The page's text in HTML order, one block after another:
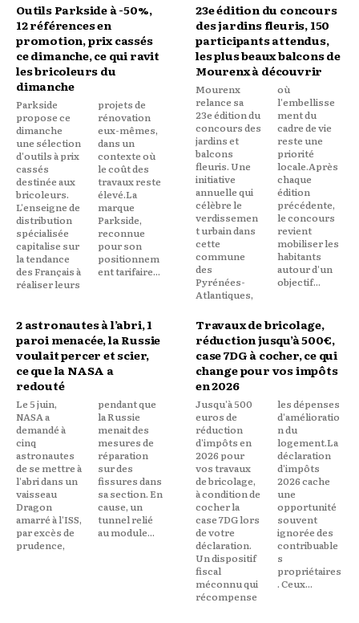
Outils Parkside à -50%,
12 références en
promotion, prix cassés
ce dimanche, ce qui ravit
les bricoleurs du
dimanche
Parkside
propose ce
dimanche
une sélection
d'outils à prix
cassés
destinée aux
bricoleurs.
L'enseigne de
distribution
spécialisée
capitalise sur
la tendance
des Français à
réaliser leurs
projets de
rénovation
eux-mêmes,
dans un
contexte où
le coût des
travaux reste
élevé.La
marque
Parkside,
reconnue
pour son
positionnem
ent tarifaire...
23e édition du concours
des jardins fleuris, 150
participants attendus,
les plus beaux balcons de
Mourenx à découvrir
Mourenx
relance sa
23e édition du
concours des
jardins et
balcons
fleuris. Une
initiative
annuelle qui
célèbre le
verdissemen
t urbain dans
cette
commune
des
Pyrénées-
Atlantiques,
où
l'embellisse
ment du
cadre de vie
reste une
priorité
locale.Après
chaque
édition
précédente,
le concours
revient
mobiliser les
habitants
autour d'un
objectif...
2 astronautes à l’abri, 1
paroi menacée, la Russie
voulait percer et scier,
ce que la NASA a
redouté
Le 5 juin,
NASA a
demandé à
cinq
astronautes
de se mettre à
l'abri dans un
vaisseau
Dragon
amarré à l'ISS,
par excès de
prudence,
pendant que
la Russie
menait des
mesures de
réparation
sur des
fissures dans
sa section. En
cause, un
tunnel relié
au module...
Travaux de bricolage,
réduction jusqu’à 500€,
case 7DG à cocher, ce qui
change pour vos impôts
en 2026
Jusqu'à 500
euros de
réduction
d'impôts en
2026 pour
vos travaux
de bricolage,
à condition de
cocher la
case 7DG lors
de votre
déclaration.
Un dispositif
fiscal
méconnu qui
récompense
les dépenses
d'amélioratio
n du
logement.La
déclaration
d'impôts
2026 cache
une
opportunité
souvent
ignorée des
contribuable
s
propriétaires
. Ceux...